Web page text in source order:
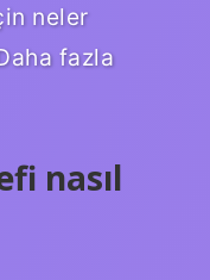
neler
fazla
nasıl